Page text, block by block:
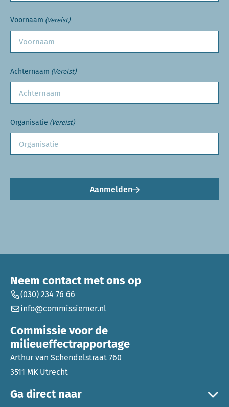
Voornaam (Vereist)
Achternaam (Vereist)
Organisatie (Vereist)
Aanmelden
Ga direct naar
Neem contact met ons op
(030) 234 76 66
info@commissiemer.nl
Commissie voor de
milieueffectrapportage
Arthur van Schendelstraat 760
3511 MK Utrecht